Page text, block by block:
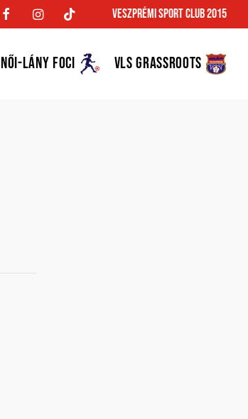
Veszprémi Sport Club 2015
NŐI-LÁNY FOCI VLS GRASSROOTS